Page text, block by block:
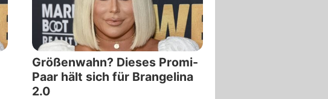
Größenwahn? Dieses Promi-
Paar hält sich für Brangelina
2.0